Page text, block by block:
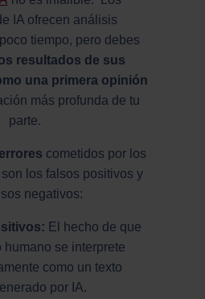
IA ofrecen análisis
tiempo, pero debes
resultados de sus
una primera opinión
más profunda de tu
parte.
cometidos por los
los falsos positivos y
negativos:
El hecho de que
humano se interprete
como un texto
por IA.